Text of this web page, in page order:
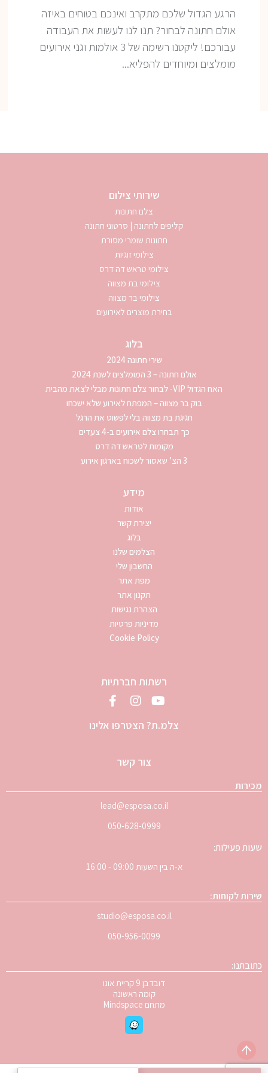
הרגע הגדול שלכם מתקרב ואינכם בטוחים באיזה
אולם חתונה לבחור? תנו לנו לעשות את העבודה
עבורכם! ליקטנו רשימה של 3 אולמות וגני אירועים
מומלצים ומיוחדים להפליא...
שירותי צילום
צלם חתונות
קליפים לחתונה | סרטוני חתונה
חתונות שומרי מסורת
צילומי זוגיות
צילומי טראש דה דרס
צילומי בת מצווה
צילומי בר מצווה
בחירת מוצרים לאירועים
בלוג
שירי חתונה 2024
אולם חתונה – 3 המומלצים לשנת 2024
האח הגדול VIP- לבחור צלם חתונות מבלי לצאת מהבית
בוק בר מצווה – המפתח לאירוע שלא ישכחו
חגיגת בת מצווה בלי לפשוט את הרגל
כך תבחרו צלם אירועים ב-4 צעדים
מקומות לטראש דה דרס
3 הצ’ שאסור לשכוח בארגון אירוע
מידע
אודות
יצירת קשר
בלוג
הצלמים שלנו
החשבון שלי
מפת אתר
תקנון אתר
הצהרת נגישות
מדיניות פרטיות
Cookie Policy
רשתות חברתיות
צלמ.ת? הצטרפו אלינו
צור קשר
מכירות
lead@esposa.co.il
050-628-0999
שעות פעילות:
א-ה בין השעות 09:00 - 16:00
שירות לקוחות:
studio@esposa.co.il
050-956-0099
כתובתנו:
דובדבן 9 קריית אונו
קומה ראשונה
מתחם Mindspace